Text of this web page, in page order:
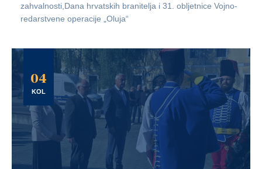
zahvalnosti,Dana hrvatskih branitelja i 31. obljetnice Vojno-
redarstvene operacije „Oluja“
04
KOL